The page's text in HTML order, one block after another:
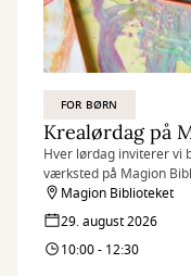
FOR BØRN
Krealørdag på
Hver lørdag inviterer vi
værksted på Magion
Magion Biblioteket
29. august 2026
10:00 - 12:30